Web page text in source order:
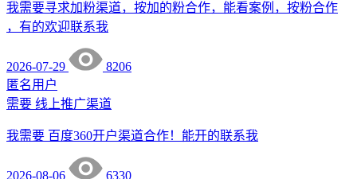
我需要寻求加粉渠道，按加的粉合作，能看案例，按粉合作
，有的欢迎联系我
2026-07-29
8206
匿名用户
需要 线上推广渠道
我需要 百度360开户渠道合作！能开的联系我
2026-08-06 6330